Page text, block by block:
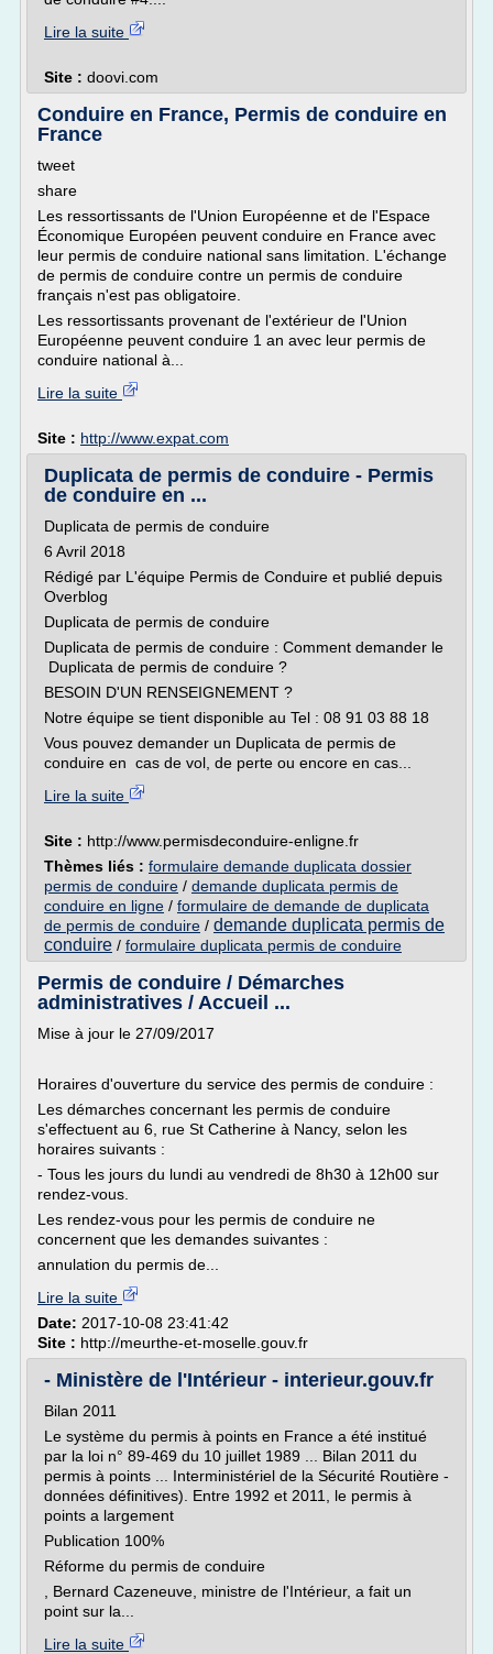
Lire la suite
Site : doovi.com
Conduire en France, Permis de conduire en
France
tweet
share
Les ressortissants de l'Union Européenne et de l'Espace
Économique Européen peuvent conduire en France avec
leur permis de conduire national sans limitation. L'échange
de permis de conduire contre un permis de conduire
français n'est pas obligatoire.
Les ressortissants provenant de l'extérieur de l'Union
Européenne peuvent conduire 1 an avec leur permis de
conduire national à...
Lire la suite
Site : http://www.expat.com
Duplicata de permis de conduire - Permis
de conduire en ...
Duplicata de permis de conduire
6 Avril 2018
Rédigé par L'équipe Permis de Conduire et publié depuis
Overblog
Duplicata de permis de conduire
Duplicata de permis de conduire : Comment demander le
Duplicata de permis de conduire ?
BESOIN D'UN RENSEIGNEMENT ?
Notre équipe se tient disponible au Tel : 08 91 03 88 18
Vous pouvez demander un Duplicata de permis de
conduire en cas de vol, de perte ou encore en cas...
Lire la suite
Site : http://www.permisdeconduire-enligne.fr
Thèmes liés : formulaire demande duplicata dossier
permis de conduire / demande duplicata permis de
conduire en ligne / formulaire de demande de duplicata
de permis de conduire / demande duplicata permis de
conduire / formulaire duplicata permis de conduire
Permis de conduire / Démarches
administratives / Accueil ...
Mise à jour le 27/09/2017
Horaires d'ouverture du service des permis de conduire :
Les démarches concernant les permis de conduire
s'effectuent au 6, rue St Catherine à Nancy, selon les
horaires suivants :
- Tous les jours du lundi au vendredi de 8h30 à 12h00 sur
rendez-vous.
Les rendez-vous pour les permis de conduire ne
concernent que les demandes suivantes :
annulation du permis de...
Lire la suite
Date: 2017-10-08 23:41:42
Site : http://meurthe-et-moselle.gouv.fr
- Ministère de l'Intérieur - interieur.gouv.fr
Bilan 2011
Le système du permis à points en France a été institué
par la loi n° 89-469 du 10 juillet 1989 ... Bilan 2011 du
permis à points ... Interministériel de la Sécurité Routière -
données définitives). Entre 1992 et 2011, le permis à
points a largement
Publication 100%
Réforme du permis de conduire
, Bernard Cazeneuve, ministre de l'Intérieur, a fait un
point sur la...
Lire la suite